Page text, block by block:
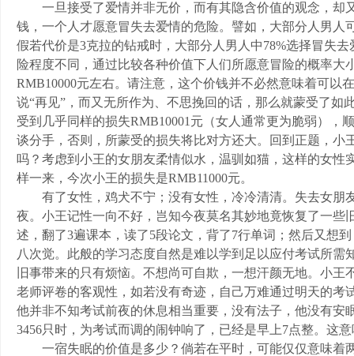
一旦接受了爱情并非无价，而有其隐含价值的观念，却
钱，一个人才愿意冒失去爱情的危险。譬如，大部分人男
假若代价是3克拉的钻戒时，大部分人男人中78%选择冒失
险程度不同，通过比较各种价值下人们所愿意冒险的概率
RMB10000元左右。请注意，这个价钱并不必然意味着可以
说“再见”，而又无所作为、不思挽回的话，那么就蒙受了
受到几乎同样的损失RMB10001元（女人通常更为脆弱），
谈分手，否则，所蒙受的损失将比对方还大。回到正题，小
吗？考虑到小王的女朋友柔情似水，温驯如猫，这样的女
样一来，今次小王的损失是RMB11000元。
有了女性，鸡犬不宁；没有女性，冷冷清清。失去女朋
夜。小王记性一向不好，岂知今夜莫名其妙地竟恢复了一些
述，翻了3遍课本，读了5段论文，背了7行单词；然后又想
八次觉。此般的学习态度自然是难以学到足以应付考试所
旧事带来的只有烦恼。不想尚可自欺，一想汗颜无地。小
老师评卷的客观性，如若没有奇迹，自己万难通过明天的
他并非不知考试前夜的休息相当重要，没有法子，他没有
3456只时，为考试而调的闹钟响了，已经是早上7点整。这
一宿失眠的价值是多少？倘若在平时，可能仅仅意味着